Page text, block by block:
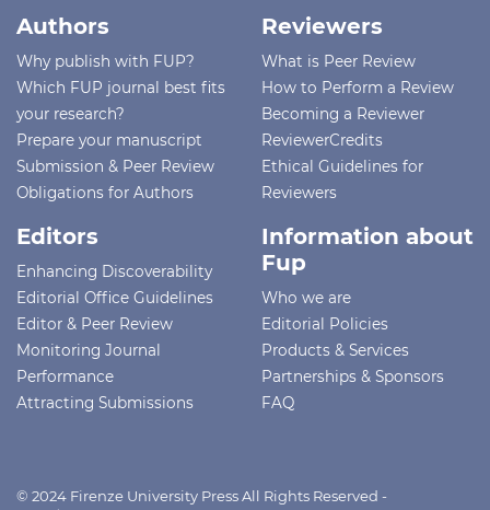
Authors
Why publish with FUP?
Which FUP journal best fits
your research?
Prepare your manuscript
Submission & Peer Review
Obligations for Authors
Reviewers
What is Peer Review
How to Perform a Review
Becoming a Reviewer
ReviewerCredits
Ethical Guidelines for
Reviewers
Editors
Enhancing Discoverability
Editorial Office Guidelines
Editor & Peer Review
Monitoring Journal
Performance
Attracting Submissions
Information about
Fup
Who we are
Editorial Policies
Products & Services
Partnerships & Sponsors
FAQ
© 2024 Firenze University Press All Rights Reserved -